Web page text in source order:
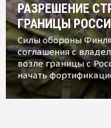
РАЗРЕШЕНИЕ
ГРАНИЦЫ
Силы обороны
соглашения с
возле границы с
начать